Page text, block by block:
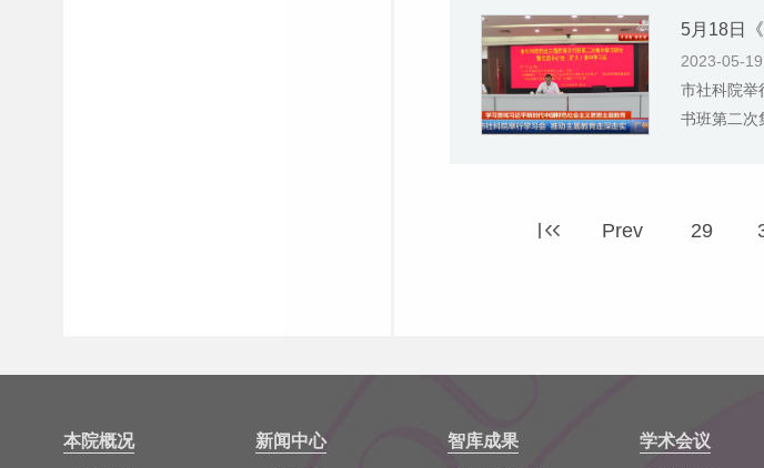
2023-05-19
市社科院举
书班第二次
Prev 29
本院概况 新闻中心 智库成果 学术会议